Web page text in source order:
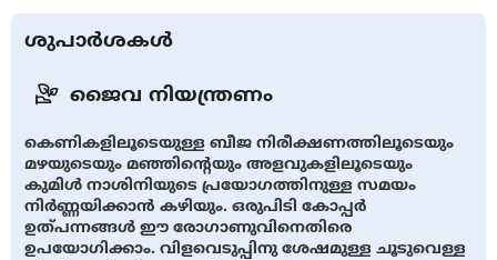
ശുപാർശകൾ
ജൈവ നിയന്ത്രണം
കെണികളിലൂടെയുള്ള ബീജ നിരീക്ഷണത്തിലൂടെയും
മഴയുടെയും മഞ്ഞിന്റെയും അളവുകളിലൂടെയും
കുമിള്‍ നാശിനിയുടെ പ്രയോഗത്തിനുള്ള സമയം
നിര്‍ണ്ണയിക്കാന്‍ കഴിയും. ഒരുപിടി കോപ്പര്‍
ഉത്പന്നങ്ങള്‍ ഈ രോഗാണുവിനെതിരെ
ഉപയോഗിക്കാം. വിളവെടുപ്പിനു ശേഷമുള്ള ചൂടുവെള്ള